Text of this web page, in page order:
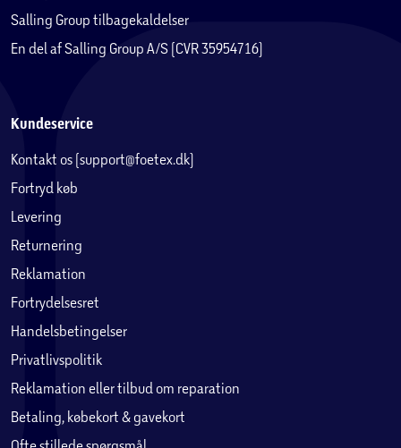
Salling Group tilbagekaldelser
En del af Salling Group A/S (CVR 35954716)
Kundeservice
Kontakt os (support@foetex.dk)
Fortryd køb
Levering
Returnering
Reklamation
Fortrydelsesret
Handelsbetingelser
Privatlivspolitik
Reklamation eller tilbud om reparation
Betaling, købekort & gavekort